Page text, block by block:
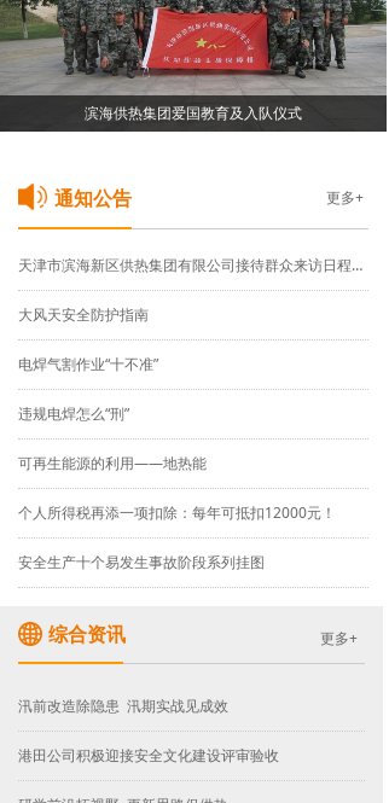
天津市滨海新区供热集团有限公司接待群众来访日程安排通告
大风天安全防护指南
电焊气割作业“十不准”
违规电焊怎么“刑”
可再生能源的利用——地热能
个人所得税再添一项扣除：每年可抵扣12000元！
安全生产十个易发生事故阶段系列挂图
通知公告 更多+
滨海供热集团爱国教育及入队仪式
综合资讯
汛前改造除隐患 汛期实战见成效
港田公司积极迎接安全文化建设评审验收
更多+